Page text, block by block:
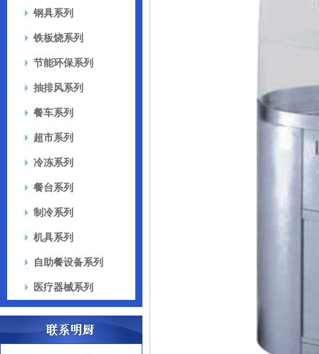
钢具系列
铁板烧系列
节能环保系列
抽排风系列
餐车系列
超市系列
冷冻系列
餐台系列
制冷系列
机具系列
自助餐设备系列
医疗器械系列